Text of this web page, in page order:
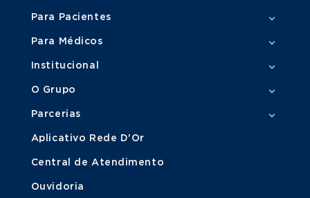
Para Pacientes
Para Médicos
Institucional
O Grupo
Parcerias
Aplicativo Rede D'Or
Central de Atendimento
Ouvidoria